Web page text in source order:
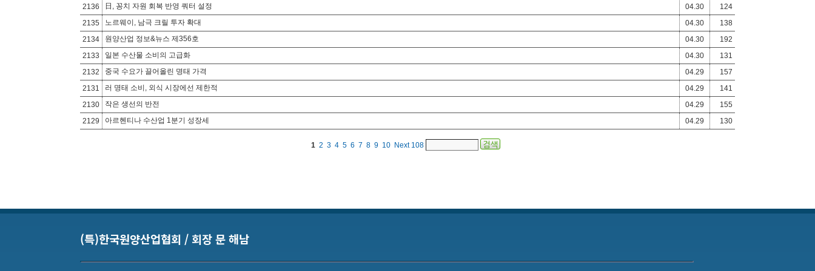
2136
日, 꽁치 자원 회복 반영 쿼터 설정 04.30
124
2135
노르웨이, 남극 크릴 투자 확대 04.30
138
2134
원양산업 정보&뉴스 제356호 04.30
192
2133
일본 수산물 소비의 고급화 04.30
131
2132
중국 수요가 끌어올린 명태 가격 04.29
157
2131
러 명태 소비, 외식 시장에선 제한적 04.29
141
2130
작은 생선의 반전 04.29
155
2129
아르헨티나 수산업 1분기 성장세 04.29 130
1 2 3 4 5 6 7 8 9 10 Next 108
(특)한국원양산업협회 / 회장 문 해남